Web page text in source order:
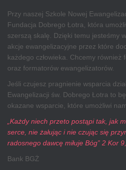
Przy naszej Szkole Nowej
Fundacja Dobrego Łotra, która
szerszą skalę. Dzięki temu jesteśmy
akcje ewangelizacyjne przez które
każdego człowieka. Chcemy
oraz formatorów ewangelizatorów.
Jeśli czujesz pragnienie wsparcia
Ewangelizacji św. Dobrego Łotra to
okazane wsparcie, które umożliwi
„Każdy niech przeto postąpi tak, jak
serce, nie żałując i nie czując się
radosnego dawcę miłuje Bóg” 2 Kor
Bank BGŻ